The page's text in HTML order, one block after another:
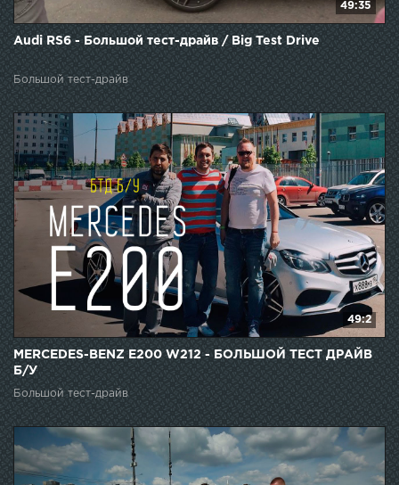
49:35
Audi RS6 - Большой тест-драйв / Big Test Drive
Большой тест-драйв
49:2
MERCEDES-BENZ E200 W212 - БОЛЬШОЙ ТЕСТ ДРАЙВ
Б/У
Большой тест-драйв